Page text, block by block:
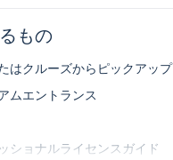
もの
はクルーズからピックアップ
ムエントランス
ショナルライセンスガイド